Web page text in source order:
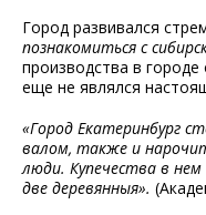
Город развивался
познакомиться с
производства в
еще не являлся
«Город Екатеринбург
валом, также и
люди. Купечества в
две деревянныя».